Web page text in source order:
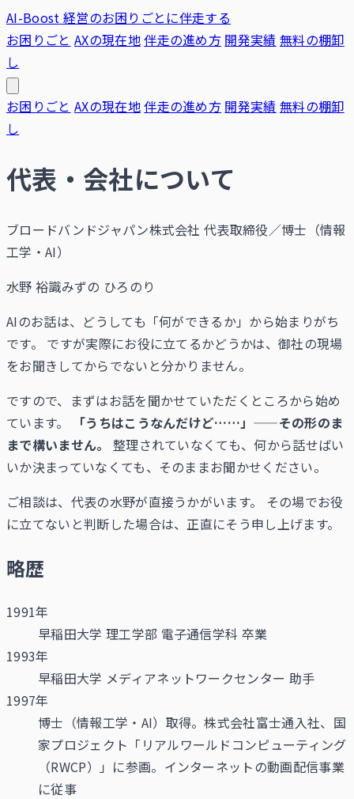
AI-Boost 経営のお困りごとに伴走する
お困りごと AXの現在地伴走の進め方 開発実績 無料の棚卸
し
お困りごと AXの現在地伴走の進め方 開発実績 無料の棚卸
し
代表・会社について
ブロードバンドジャパン株式会社 代表取締役／博士（情報
工学・AI）
水野 裕識みずの ひろのり
AIのお話は、どうしても「何ができるか」から始まりがち
です。 ですが実際にお役に立てるかどうかは、御社の現場
をお聞きしてからでないと分かりません。
ですので、まずはお話を聞かせていただくところから始め
ています。
「うちはこうなんだけど……」——その形のま
まで構いません。
整理されていなくても、何から話せばい
いか決まっていなくても、そのままお聞かせください。
ご相談は、代表の水野が直接うかがいます。 その場でお役
に立てないと判断した場合は、正直にそう申し上げます。
略歴
1991年
早稲田大学 理工学部 電子通信学科 卒業
1993年
早稲田大学 メディアネットワークセンター 助手
1997年
博士（情報工学・AI）取得。株式会社富士通入社、国
家プロジェクト「リアルワールドコンピューティング
（RWCP）」に参画。インターネットの動画配信事業
に従事